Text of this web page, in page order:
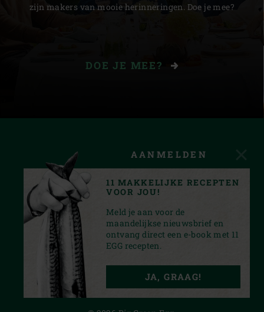
zijn makers van mooie herinneringen. Doe je mee?
DOE JE MEE?
PRIVACY STATEMENT
AANMELDEN
11 MAKKELIJKE RECEPTEN
VOOR JOU!
Meld je aan voor de
maandelijkse nieuwsbrief en
ontvang direct een e-book met 11
EGG recepten.
JA, GRAAG!